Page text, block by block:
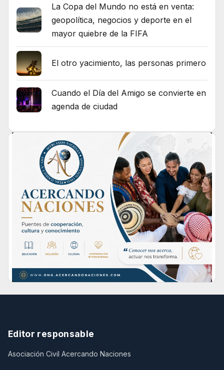
La Copa del Mundo no está en venta:
geopolítica, negocios y deporte en el
mayor quiebre de la FIFA
El otro yacimiento, las personas primero
Cuando el Día del Amigo se convierte en
agenda de ciudad
Editor responsable
Asociación Civil Acercando Naciones